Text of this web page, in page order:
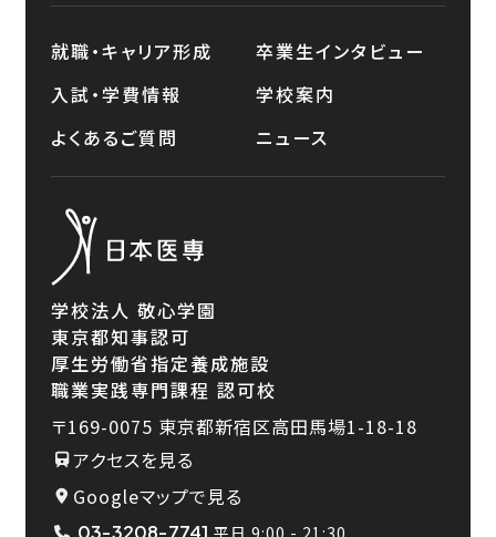
学校法人 敬心学園
東京都知事認可
厚生労働省指定養成施設
職業実践専門課程 認可校
〒169-0075 東京都新宿区高田馬場1-18-18
アクセスを見る
Googleマップで見る
03-3208-7741 平日 9:00 - 21:30
就職・キャリア形成
卒業生インタビュー
入試・学費情報
学校案内
よくあるご質問
ニュース